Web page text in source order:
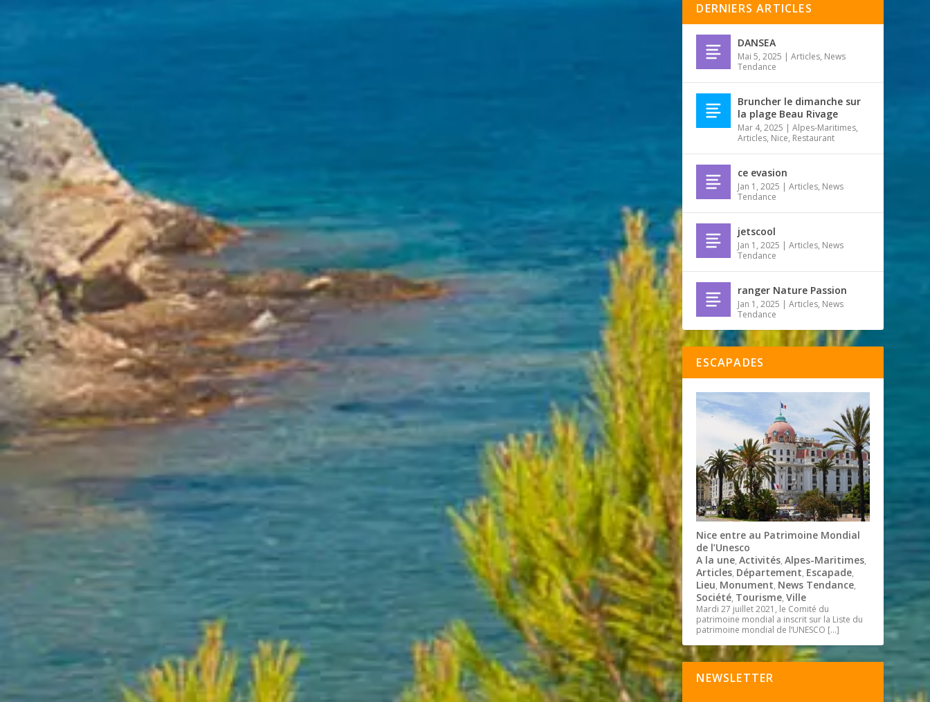
DERNIERS ARTICLES
DANSEA
Mai 5, 2025 |Articles, News
Tendance
Bruncher le dimanche sur
la plage Beau Rivage
Mar 4, 2025 |Alpes-Maritimes,
Articles, Nice, Restaurant
ce evasion
Jan 1, 2025 |Articles, News
Tendance
jetscool
Jan 1, 2025 |Articles, News
Tendance
ranger Nature Passion
Jan 1, 2025 |Articles, News
Tendance
ESCAPADES
Nice entre au Patrimoine Mondial
de l’Unesco
A la une,Activités,Alpes-Maritimes,
Articles, Département, Escapade,
Lieu, Monument, News Tendance,
Société, Tourisme,Ville
Mardi 27 juillet 2021, le Comité du
patrimoine mondial a inscrit sur la Liste du
patrimoine mondial de l’UNESCO […]
NEWSLETTER